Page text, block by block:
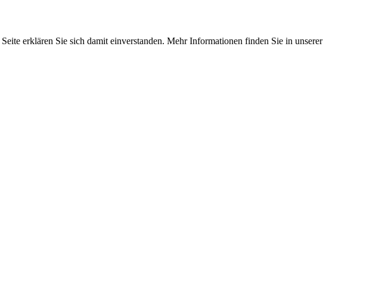
erklären Sie sich damit einverstanden. Mehr Informationen finden Sie in unserer